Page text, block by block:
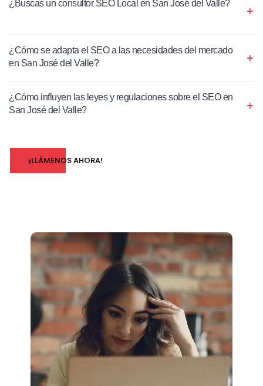
¿Buscas un consultor SEO Local en San José del Valle?
¿Cómo se adapta el SEO a las necesidades del mercado
en San José del Valle?
¿Cómo influyen las leyes y regulaciones sobre el SEO en
San José del Valle?
¡LLÁMENOS AHORA!